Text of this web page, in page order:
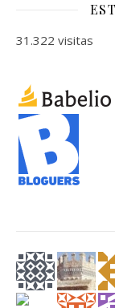
31.322 visitas